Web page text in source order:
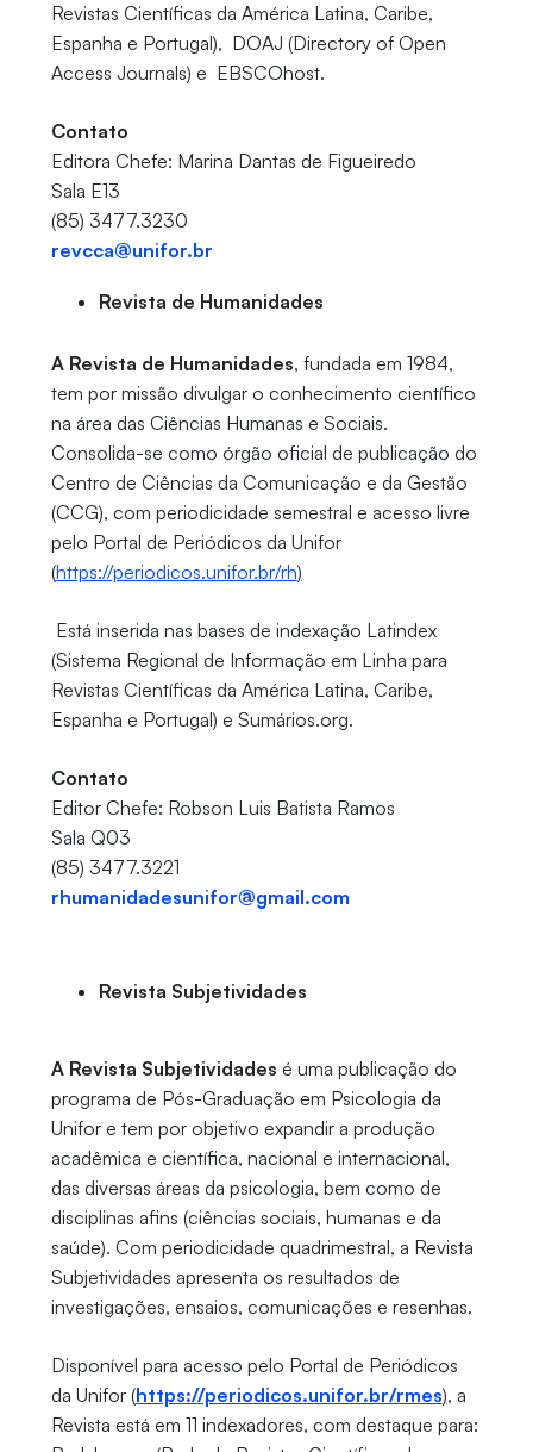
Revistas Científicas da América Latina, Caribe,
Espanha e Portugal), DOAJ (Directory of Open
Access Journals) e EBSCOhost.
Contato
Editora Chefe: Marina Dantas de Figueiredo
Sala E13
(85) 3477.3230
revcca@unifor.br
Revista de Humanidades
A Revista de Humanidades, fundada em 1984,
tem por missão divulgar o conhecimento científico
na área das Ciências Humanas e Sociais.
Consolida-se como órgão oficial de publicação do
Centro de Ciências da Comunicação e da Gestão
(CCG), com periodicidade semestral e acesso livre
pelo Portal de Periódicos da Unifor
(https://periodicos.unifor.br/rh)
​​​​​​​ Está inserida nas bases de indexação Latindex
(Sistema Regional de Informação em Linha para
Revistas Científicas da América Latina, Caribe,
Espanha e Portugal) e Sumários.org.
Contato
Editor Chefe: Robson Luis Batista Ramos
Sala Q03
(85) 3477.3221
rhumanidadesunifor@gmail.com
Revista Subjetividades
A Revista Subjetividades é uma publicação do
programa de Pós-Graduação em Psicologia da
Unifor e tem por objetivo expandir a produção
acadêmica e científica, nacional e internacional,
das diversas áreas da psicologia, bem como de
disciplinas afins (ciências sociais, humanas e da
saúde). Com periodicidade quadrimestral, a Revista
Subjetividades apresenta os resultados de
investigações, ensaios, comunicações e resenhas.
Disponível para acesso pelo Portal de Periódicos
da Unifor (https://periodicos.unifor.br/rmes), a
Revista está em 11 indexadores, com destaque para: